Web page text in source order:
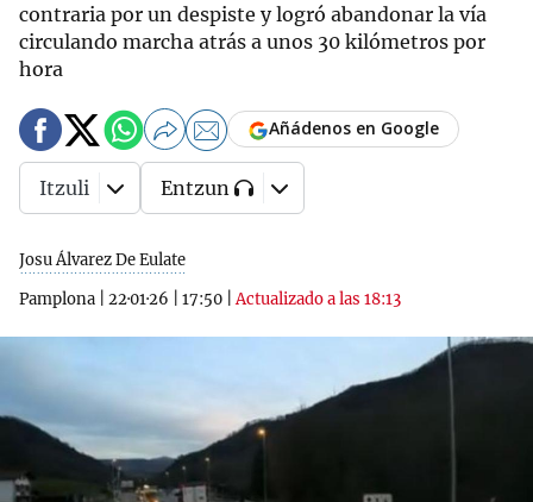
contraria por un despiste y logró abandonar la vía
circulando marcha atrás a unos 30 kilómetros por
hora
Josu Álvarez De Eulate
Pamplona
22·01·26 17:50 |Actualizado a las 18:13
Añádenos en Google
Itzuli Entzun